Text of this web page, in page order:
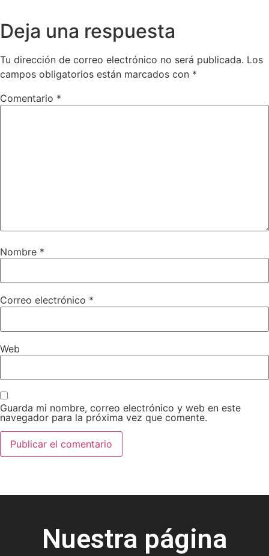
Deja una respuesta
Tu dirección de correo electrónico no será publicada. Los
campos obligatorios están marcados con *
Comentario *
Nombre *
Correo electrónico *
Web
Guarda mi nombre, correo electrónico y web en este
navegador para la próxima vez que comente.
Nuestra página